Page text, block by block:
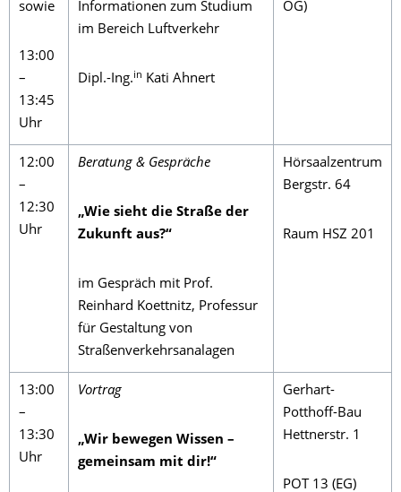
sowie
13:00
–
13:45
Uhr
Informationen zum Studium
im Bereich Luftverkehr
Dipl.-Ing.in Kati Ahnert
OG)
12:00
–
12:30
Uhr
Beratung & Gespräche
„Wie sieht die Straße der
Zukunft aus?“
im Gespräch mit Prof.
Reinhard Koettnitz, Professur
für Gestaltung von
Straßenverkehrsanalagen
Hörsaalzentrum
Bergstr. 64
Raum HSZ 201
13:00
–
13:30
Uhr
Vortrag
„Wir bewegen Wissen –
gemeinsam mit dir!“
Gerhart-
Potthoff-Bau
Hettnerstr. 1
POT 13 (EG)